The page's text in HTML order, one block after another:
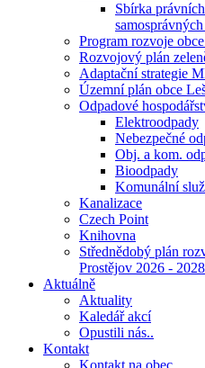
Sbírka
Program rozvoje
Rozvojový plán
Adaptační strategie
Územní plán obce
Odpadové
Elektroodpady
Nebezpečné
Obj. a kom.
Bioodpady
Komunální
Kanalizace
Czech Point
Knihovna
Střednědobý plán
Prostějov 2026 - 2028
Aktuálně
Aktuality
Kaledář akcí
Opustili nás..
Kontakt
Kontakt na obec